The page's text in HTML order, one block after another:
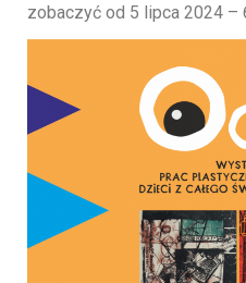
zobaczyć od 5 lipca 2024 –